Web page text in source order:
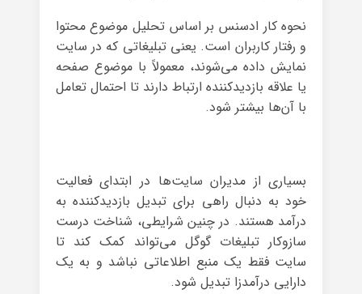
نحوه کار ادسنس بر اساس تحلیل موضوع محتوا
و رفتار کاربران است. یعنی تبلیغاتی که در سایت
نمایش داده می‌شوند، معمولاً با موضوع صفحه
یا علاقه بازدیدکننده ارتباط دارند تا احتمال تعامل
با آن‌ها بیشتر شود.
بسیاری از مدیران سایت‌ها در ابتدای فعالیت
خود به دنبال راهی برای تبدیل بازدیدکننده به
درآمد هستند. در چنین شرایطی، شناخت درست
سازوکار تبلیغات گوگل می‌تواند کمک کند تا
سایت فقط یک منبع اطلاعاتی نباشد و به یک
دارایی درآمدزا تبدیل شود.